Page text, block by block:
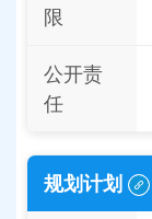
限
公开责
任
规划计划